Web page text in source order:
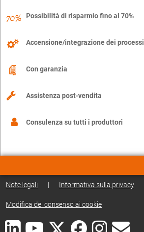
Possibilità di risparmio fino al 70%
Accensione/integrazione dei processi
Con garanzia
Assistenza post-vendita
Consulenza su tutti i produttori
Note legali | Informativa sulla privacy
Modifica del consenso ai cookie